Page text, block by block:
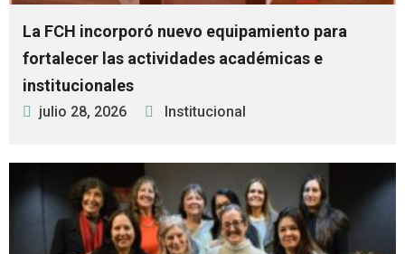
La FCH incorporó nuevo equipamiento para
fortalecer las actividades académicas e
institucionales
julio 28, 2026 Institucional